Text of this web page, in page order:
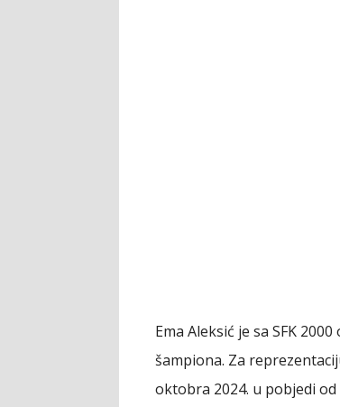
Ema Aleksić je sa SFK
šampiona. Za
oktobra 2024. u pobjedi